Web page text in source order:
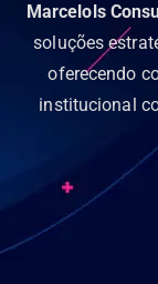
Marcelols
soluções
oferecendo
institucional